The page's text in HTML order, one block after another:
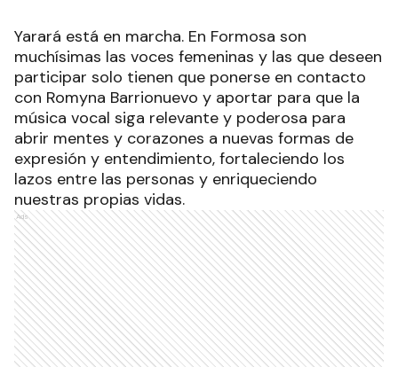
Yarará está en marcha. En Formosa son
muchísimas las voces femeninas y las que deseen
participar solo tienen que ponerse en contacto
con Romyna Barrionuevo y aportar para que la
música vocal siga relevante y poderosa para
abrir mentes y corazones a nuevas formas de
expresión y entendimiento, fortaleciendo los
lazos entre las personas y enriqueciendo
nuestras propias vidas.
Ads